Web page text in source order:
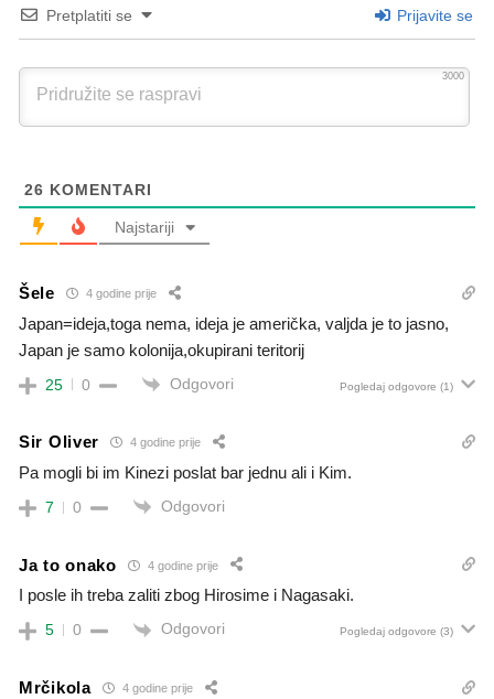
Pretplatiti se Prijavite se
3000
26 KOMENTARI
Najstariji
Šele 4 godine prije
Japan=ideja,toga nema, ideja je američka, valjda je to jasno,
Japan je samo kolonija,okupirani teritorij
25 0 Odgovori Pogledaj odgovore (1)
Sir Oliver 4 godine prije
Pa mogli bi im Kinezi poslat bar jednu ali i Kim.
7 0 Odgovori
Ja to onako 4 godine prije
I posle ih treba zaliti zbog Hirosime i Nagasaki.
5 0 Odgovori Pogledaj odgovore (3)
Mrčikola 4 godine prije